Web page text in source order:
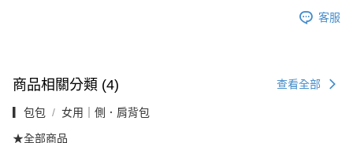
客服
商品相關分類 (4) 查看全部
▎包包 女用｜側．肩背包
★全部商品